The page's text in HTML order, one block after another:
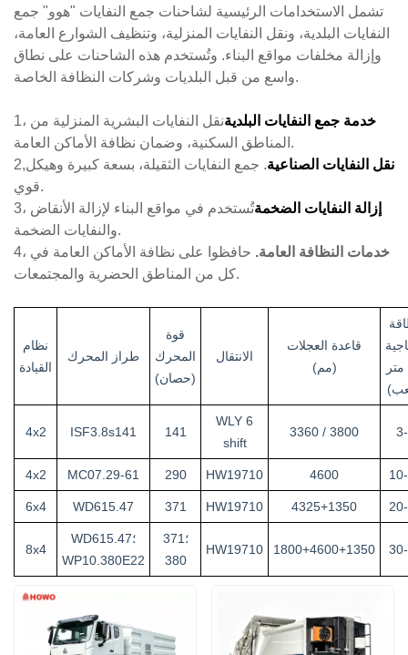
تشمل الاستخدامات الرئيسية لشاحنات جمع النفايات "هوو" جمع
النفايات البلدية، ونقل النفايات المنزلية، وتنظيف الشوارع العامة،
وإزالة مخلفات مواقع البناء. وتُستخدم هذه الشاحنات على نطاق
واسع من قبل البلديات وشركات النظافة الخاصة.
1، خدمة جمع النفايات البلديةنقل النفايات البشرية المنزلية من
المناطق السكنية، وضمان نظافة الأماكن العامة.
2,
نقل النفايات الصناعية. جمع النفايات الثقيلة، بسعة كبيرة وهيكل
قوي.
3،
إزالة النفايات الضخمةتُستخدم في مواقع البناء لإزالة الأنقاض
والنفايات الضخمة.
4،
خدمات النظافة العامة. حافظوا على نظافة الأماكن العامة في
كل من المناطق الحضرية والمجتمعات.
نظام
القيادة
طراز المحرك
قوة
المحرك
(حصان)
الانتقال
قاعدة العجلات
(مم)
(م³ متر
4x2 ISF3.8s141 141
WLY 6
shift
3360 / 3800
4x2 MC07.29-61 290 HW19710 4600
6x4 WD615.47 371 HW19710 4325+1350
8x4
WD615.47؛
WP10.380E22
371؛
380
HW19710 1800+4600+1350